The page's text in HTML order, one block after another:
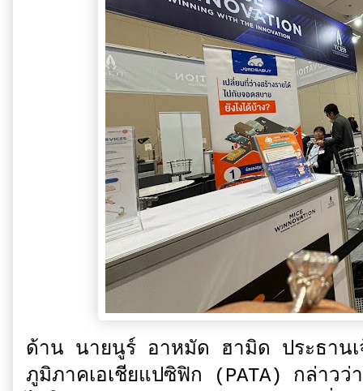
ด้าน นายนูร์ อาหมัด ฮามิด ประธานเ
ภูมิภาคเอเชียแปซิฟิก (PATA) กล่า